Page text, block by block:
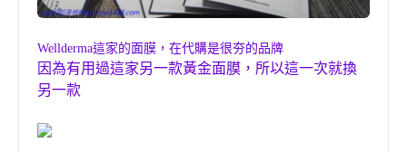
Wellderma這家的面膜 ， 在代購是很夯的品牌
因為有用過這家另一款黃金面膜，所以這一次就換
另一款